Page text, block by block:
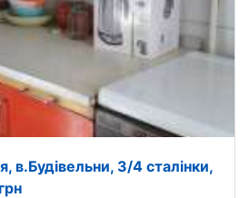
в.Будівельни, 3/4 сталінки,